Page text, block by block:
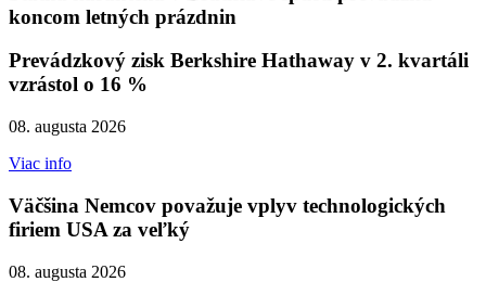
koncom letných prázdnin
Prevádzkový zisk Berkshire Hathaway v 2. kvartáli
vzrástol o 16 %
08. augusta 2026
Viac info
Väčšina Nemcov považuje vplyv technologických
firiem USA za veľký
08. augusta 2026